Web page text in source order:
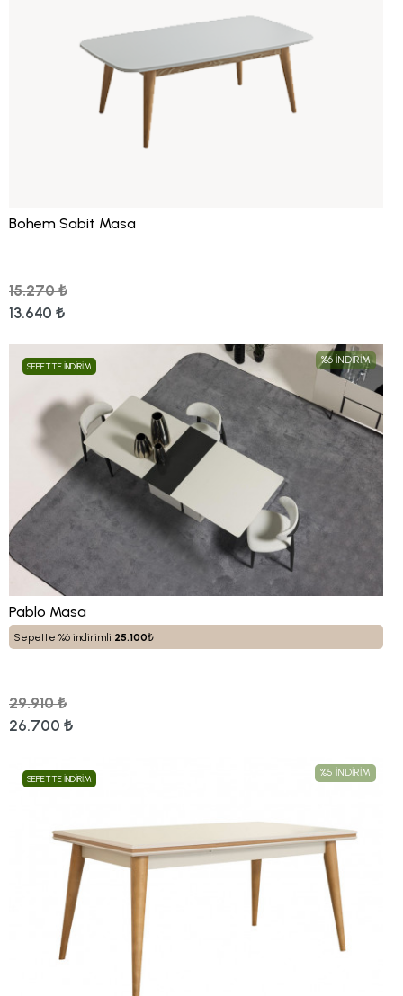
Bohem Sabit Masa
15.270 ₺
13.640 ₺
%6 İNDİRİM
SEPETTE İNDİRİM
Pablo Masa
Sepette %6 indirimli 25.100₺
29.910 ₺
26.700 ₺
%5 İNDİRİM
SEPETTE İNDİRİM